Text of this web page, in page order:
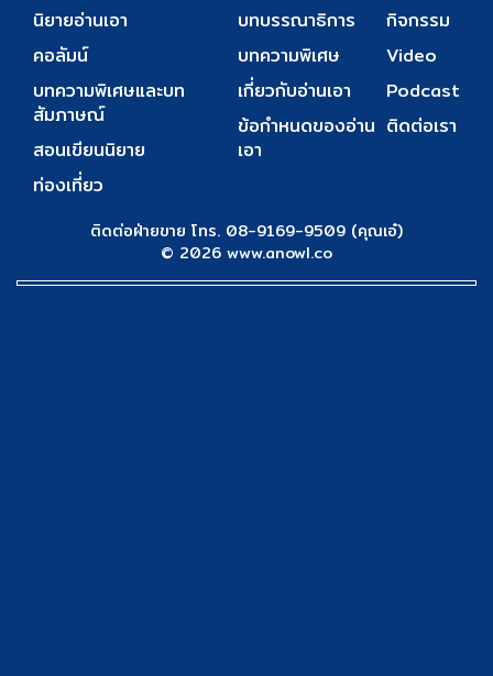
นิยายอ่านเอา
คอลัมน์
บทความพิเศษและบท
สัมภาษณ์
สอนเขียนนิยาย
ท่องเที่ยว
บทบรรณาธิการ
บทความพิเศษ
เกี่ยวกับอ่านเอา
ข้อกำหนดของอ่าน
เอา
กิจกรรม
Video
Podcast
ติดต่อเรา
ติดต่อฝ่ายขาย โทร. 08-9169-9509 (คุณเอ๋)
© 2026 www.anowl.co